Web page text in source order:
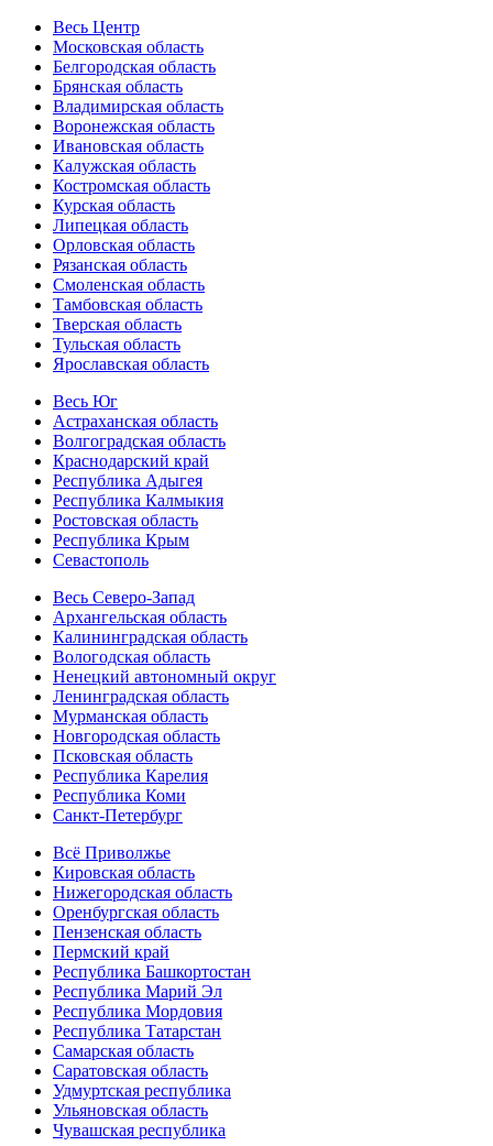
Весь Центр
Московская область
Белгородская область
Брянская область
Владимирская область
Воронежская область
Ивановская область
Калужская область
Костромская область
Курская область
Липецкая область
Орловская область
Рязанская область
Смоленская область
Тамбовская область
Тверская область
Тульская область
Ярославская область
Весь Юг
Астраханская область
Волгоградская область
Краснодарский край
Республика Адыгея
Республика Калмыкия
Ростовская область
Республика Крым
Севастополь
Весь Северо-Запад
Архангельская область
Калининградская область
Вологодская область
Ненецкий автономный округ
Ленинградская область
Мурманская область
Новгородская область
Псковская область
Республика Карелия
Республика Коми
Санкт-Петербург
Всё Приволжье
Кировская область
Нижегородская область
Оренбургская область
Пензенская область
Пермский край
Республика Башкортостан
Республика Марий Эл
Республика Мордовия
Республика Татарстан
Самарская область
Саратовская область
Удмуртская республика
Ульяновская область
Чувашская республика